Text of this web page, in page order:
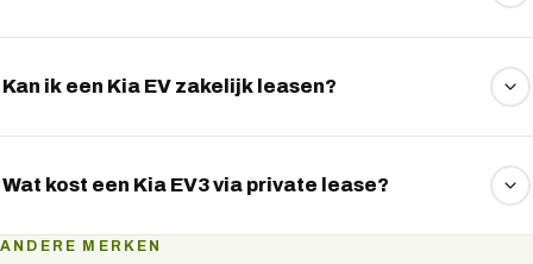
240 kW, waarmee u in ongeveer 18 minuten van 10 naar
Kan ik een Kia EV zakelijk leasen?
Kia EV-modellen en berekent uw bijtelling.
Wat kost een Kia EV3 via private lease?
Private lease van een Kia EV3 per maand inclusief btw,
ANDERE MERKEN